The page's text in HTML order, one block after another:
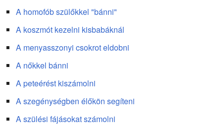
A homofób szülőkkel "bánni"
A koszmót kezelni kisbabáknál
A menyasszonyi csokrot eldobni
A nőkkel bánni
A peteérést kiszámolni
A szegénységben élőkön segíteni
A szülési fájásokat számolni